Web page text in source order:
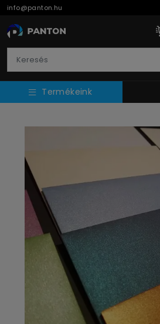
info@panton.hu
Termékeink